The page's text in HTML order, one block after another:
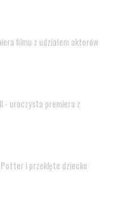
filmu z udziałem aktorów
- uroczysta premiera z
i przeklęte dziecko